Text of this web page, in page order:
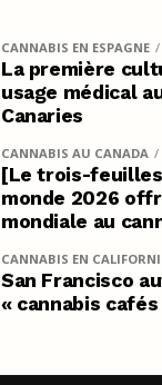
CANNABIS EN ESPAGNE
La première
usage médical
Canaries
CANNABIS AU CANADA
[Le trois-
monde 2026
mondiale au
CANNABIS EN
San Francisco
« cannabis cafés